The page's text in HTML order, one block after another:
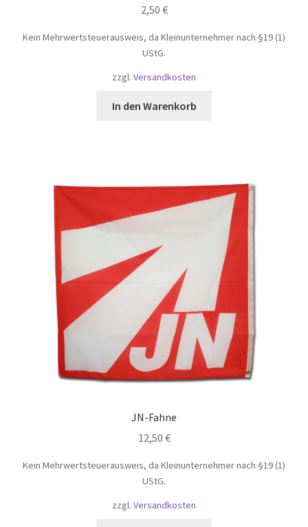
2,50 €
Kein Mehrwertsteuerausweis, da Kleinunternehmer nach §19 (1)
UStG.
zzgl. Versandkosten
In den Warenkorb
JN-Fahne
12,50 €
Kein Mehrwertsteuerausweis, da Kleinunternehmer nach §19 (1)
UStG.
zzgl. Versandkosten